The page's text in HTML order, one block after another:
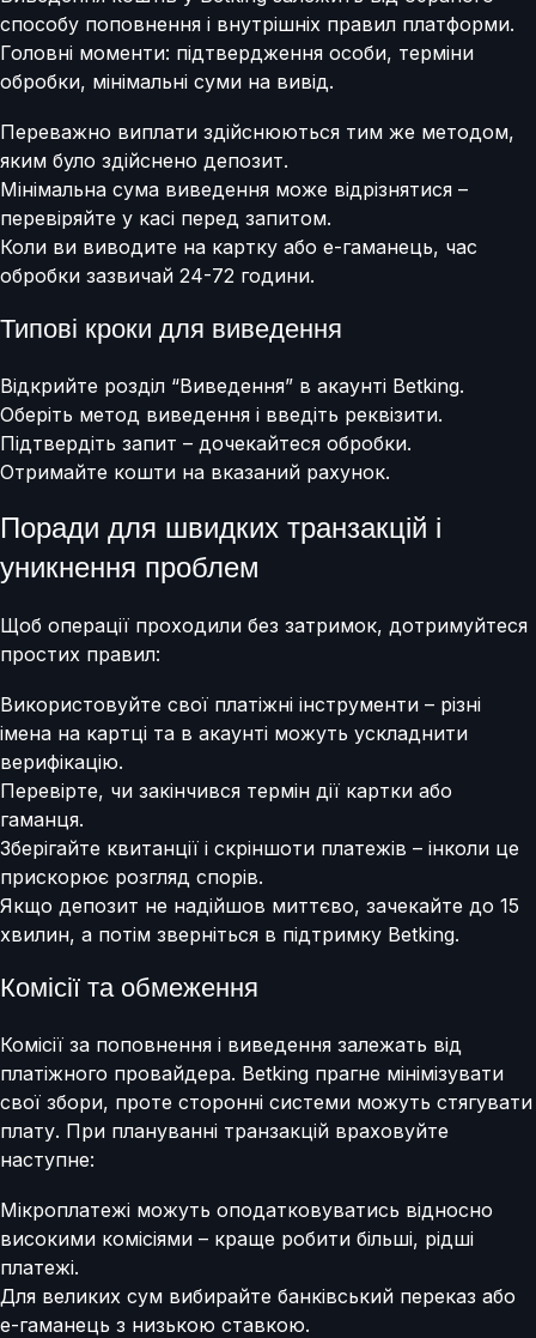
способу поповнення і внутрішніх правил платформи.
Головні моменти: підтвердження особи, терміни
обробки, мінімальні суми на вивід.
Переважно виплати здійснюються тим же методом,
яким було здійснено депозит.
Мінімальна сума виведення може відрізнятися –
перевіряйте у касі перед запитом.
Коли ви виводите на картку або е-гаманець, час
обробки зазвичай 24-72 години.
Типові кроки для виведення
Відкрийте розділ “Виведення” в акаунті Betking.
Оберіть метод виведення і введіть реквізити.
Підтвердіть запит – дочекайтеся обробки.
Отримайте кошти на вказаний рахунок.
Поради для швидких транзакцій і
уникнення проблем
Щоб операції проходили без затримок, дотримуйтеся
простих правил:
Використовуйте свої платіжні інструменти – різні
імена на картці та в акаунті можуть ускладнити
верифікацію.
Перевірте, чи закінчився термін дії картки або
гаманця.
Зберігайте квитанції і скріншоти платежів – інколи це
прискорює розгляд спорів.
Якщо депозит не надійшов миттєво, зачекайте до 15
хвилин, а потім зверніться в підтримку Betking.
Комісії та обмеження
Комісії за поповнення і виведення залежать від
платіжного провайдера. Betking прагне мінімізувати
свої збори, проте сторонні системи можуть стягувати
плату. При плануванні транзакцій враховуйте
наступне:
Мікроплатежі можуть оподатковуватись відносно
високими комісіями – краще робити більші, рідші
платежі.
Для великих сум вибирайте банківський переказ або
е-гаманець з низькою ставкою.